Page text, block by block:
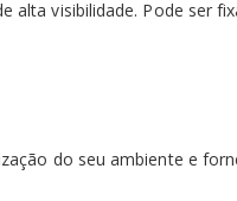
alta visibilidade. Pode ser
do seu ambiente e